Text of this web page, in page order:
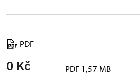
PDF
0 Kč PDF 1,57 MB